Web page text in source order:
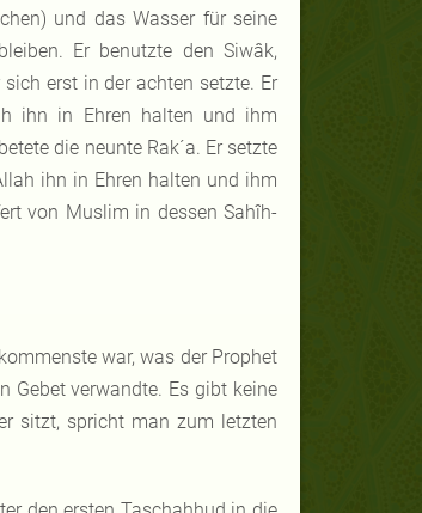
und das Wasser für seine
Er benutzte den Siwâk,
erst in der achten setzte. Er
ihn in Ehren halten und ihm
die neunte Rak´a. Er setzte
ihn in Ehren halten und ihm
von Muslim in dessen Sahîh-
war, was der Prophet
Gebet verwandte. Es gibt keine
sitzt, spricht man zum letzten